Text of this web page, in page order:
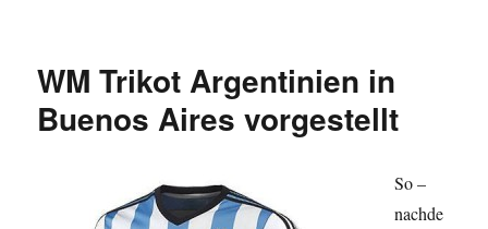
offiziell
WM Trikot Argentinien in
Buenos Aires vorgestellt
So –
nachde